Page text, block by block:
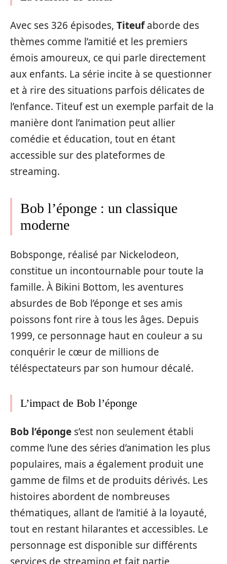
Avec ses 326 épisodes, Titeufaborde des
thèmes comme l’amitié et les premiers
émois amoureux, ce qui parle directement
aux enfants. La série incite à se questionner
et à rire des situations parfois délicates de
l’enfance. Titeuf est un exemple parfait de la
manière dont l’animation peut allier
comédie et éducation, tout en étant
accessible sur des plateformes de
streaming.
Bob l’éponge : un classique
moderne
Bobsponge, réalisé par Nickelodeon,
constitue un incontournable pour toute la
famille. À Bikini Bottom, les aventures
absurdes de Bob l’éponge et ses amis
poissons font rire à tous les âges. Depuis
1999, ce personnage haut en couleur a su
conquérir le cœur de millions de
téléspectateurs par son humour décalé.
L’impact de Bob l’éponge
Bob l’éponge s’est non seulement établi
comme l’une des séries d’animation les plus
populaires, mais a également produit une
gamme de films et de produits dérivés. Les
histoires abordent de nombreuses
thématiques, allant de l’amitié à la loyauté,
tout en restant hilarantes et accessibles. Le
personnage est disponible sur différents
services de streaming et fait partie